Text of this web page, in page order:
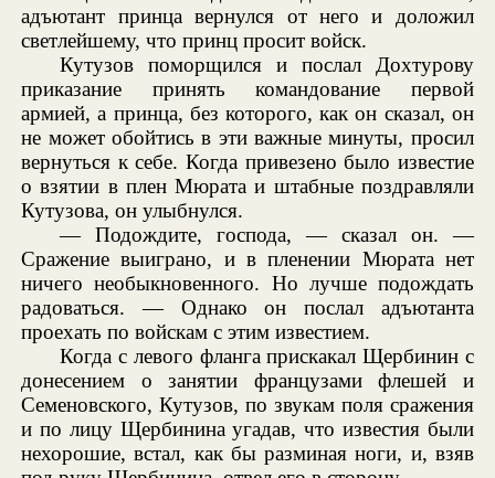
адъютант принца вернулся от него и доложил
светлейшему, что принц просит войск.
Кутузов поморщился и послал Дохтурову
приказание принять командование первой
армией, а принца, без которого, как он сказал, он
не может обойтись в эти важные минуты, просил
вернуться к себе. Когда привезено было известие
о взятии в плен Мюрата и штабные поздравляли
Кутузова, он улыбнулся.
— Подождите, господа, — сказал он. —
Сражение выиграно, и в пленении Мюрата нет
ничего необыкновенного. Но лучше подождать
радоваться. — Однако он послал адъютанта
проехать по войскам с этим известием.
Когда с левого фланга прискакал Щербинин с
донесением о занятии французами флешей и
Семеновского, Кутузов, по звукам поля сражения
и по лицу Щербинина угадав, что известия были
нехорошие, встал, как бы разминая ноги, и, взяв